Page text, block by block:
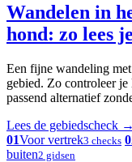
Wandelen in
hond: zo lees
Een fijne wandeling
gebied. Zo controleer
passend alternatief
Lees de gebiedscheck →
01Voor vertrek3 checks
buiten2 gidsen